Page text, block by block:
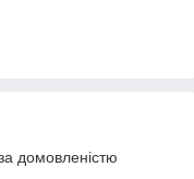
домовленістю